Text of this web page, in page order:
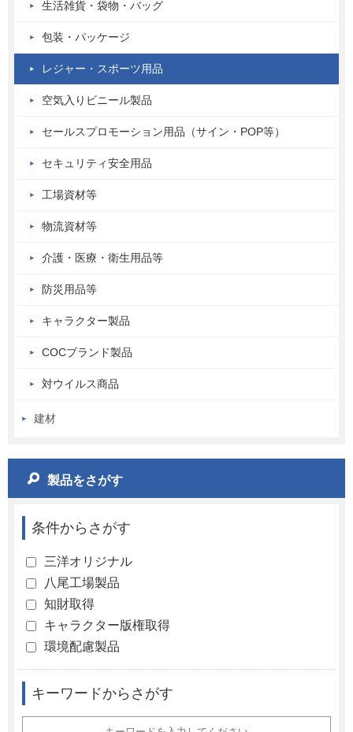
生活雑貨・袋物・バッグ
包装・パッケージ
レジャー・スポーツ用品
空気入りビニール製品
セールスプロモーション用品（サイン・POP等）
セキュリティ安全用品
工場資材等
物流資材等
介護・医療・衛生用品等
防災用品等
キャラクター製品
COCブランド製品
対ウイルス商品
建材
製品をさがす
条件からさがす
三洋オリジナル
八尾工場製品
知財取得
キャラクター版権取得
環境配慮製品
キーワードからさがす